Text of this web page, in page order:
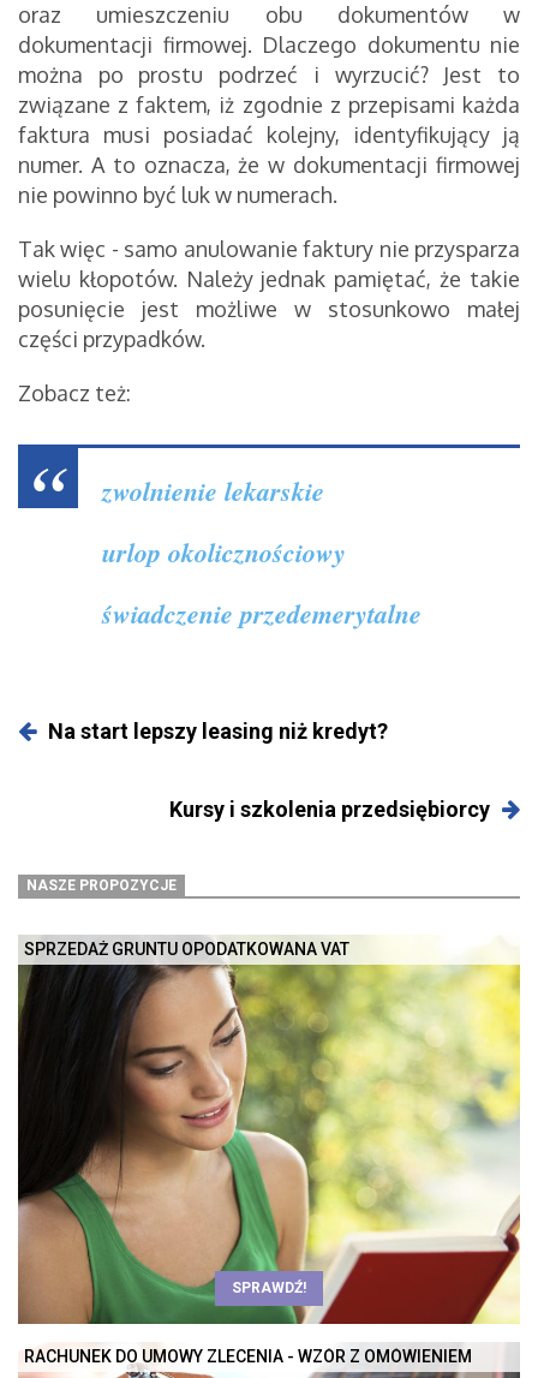
oraz umieszczeniu obu dokumentów w
dokumentacji firmowej. Dlaczego dokumentu nie
można po prostu podrzeć i wyrzucić? Jest to
związane z faktem, iż zgodnie z przepisami każda
faktura musi posiadać kolejny, identyfikujący ją
numer. A to oznacza, że w dokumentacji firmowej
nie powinno być luk w numerach.
Tak więc - samo anulowanie faktury nie przysparza
wielu kłopotów. Należy jednak pamiętać, że takie
posunięcie jest możliwe w stosunkowo małej
części przypadków.
Zobacz też:
zwolnienie lekarskie
urlop okolicznościowy
świadczenie przedemerytalne
Na start lepszy leasing niż kredyt?
Kursy i szkolenia przedsiębiorcy
NASZE PROPOZYCJE
SPRZEDAŻ GRUNTU OPODATKOWANA VAT
SPRAWDŹ!
RACHUNEK DO UMOWY ZLECENIA - WZÓR Z OMÓWIENIEM